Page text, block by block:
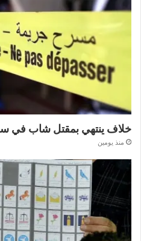
خلاف ينتهي بمقتل شاب في
منذ يومين